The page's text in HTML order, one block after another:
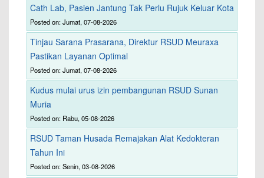
Cath Lab, Pasien Jantung Tak Perlu Rujuk Keluar Kota
Posted on: Jumat, 07-08-2026
Tinjau Sarana Prasarana, Direktur RSUD Meuraxa
Pastikan Layanan Optimal
Posted on: Jumat, 07-08-2026
Kudus mulai urus izin pembangunan RSUD Sunan
Muria
Posted on: Rabu, 05-08-2026
RSUD Taman Husada Remajakan Alat Kedokteran
Tahun Ini
Posted on: Senin, 03-08-2026